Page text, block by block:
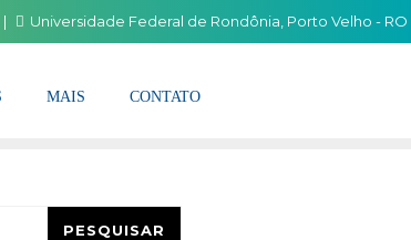
Universidade Federal de Rondônia, Porto Velho - RO
MAIS CONTATO
PESQUISAR